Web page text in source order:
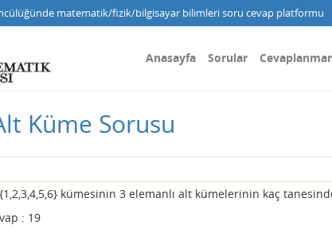
matematik/fizik/bilgisayar bilimleri soru cevap platformu
Anasayfa Sorular
Küme Sorusu
kümesinin 3 elemanlı alt kümelerinin kaç
: 19